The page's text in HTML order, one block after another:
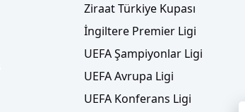
Ziraat Türkiye Kupası
İngiltere Premier Ligi
UEFA Şampiyonlar Ligi
UEFA Avrupa Ligi
UEFA Konferans Ligi